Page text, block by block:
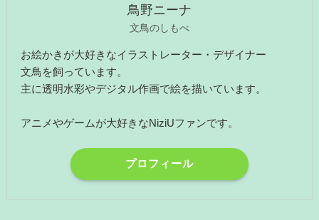
鳥野ニーナ
文鳥のしもべ
お絵かきが大好きなイラストレーター・デザイナー
文鳥を飼っています。
主に透明水彩やデジタル作画で絵を描いています。
アニメやゲームが大好きなNiziUファンです。
プロフィール